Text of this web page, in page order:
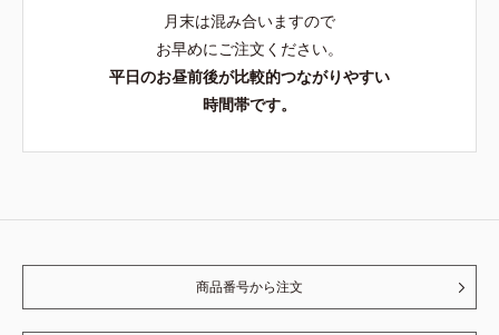
月末は混み合いますので
お早めにご注文ください。
平日のお昼前後が比較的つながりやすい
時間帯です。
商品番号から注文